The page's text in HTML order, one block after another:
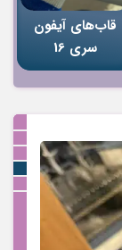
قاب‌های آیفون
سری 16
8٪